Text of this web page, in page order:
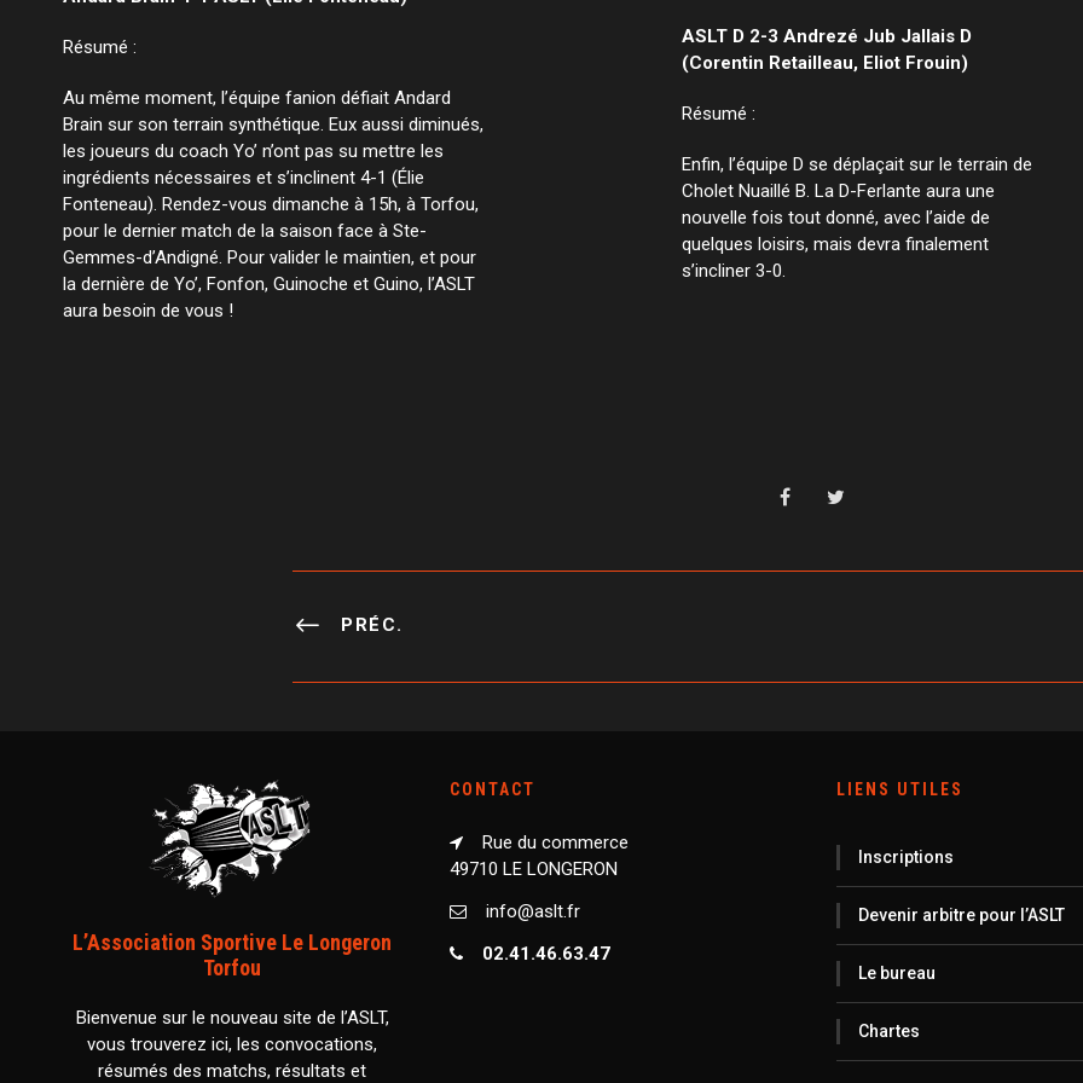
Résumé :
Au même moment, l’équipe fanion défiait Andard
Brain sur son terrain synthétique. Eux aussi diminués,
les joueurs du coach Yo’ n’ont pas su mettre les
ingrédients nécessaires et s’inclinent 4-1 (Élie
Fonteneau). Rendez-vous dimanche à 15h, à Torfou,
pour le dernier match de la saison face à Ste-
Gemmes-d’Andigné. Pour valider le maintien, et pour
la dernière de Yo’, Fonfon, Guinoche et Guino, l’ASLT
aura besoin de vous !
ASLT D 2-3 Andrezé Jub Jallais D
(Corentin Retailleau, Eliot Frouin)
Résumé :
Enfin, l’équipe D se déplaçait sur le terrain de
Cholet Nuaillé B. La D-Ferlante aura une
nouvelle fois tout donné, avec l’aide de
quelques loisirs, mais devra finalement
s’incliner 3-0.
PRÉC.
L’Association Sportive Le Longeron
Torfou
Bienvenue sur le nouveau site de l’ASLT,
vous trouverez ici, les convocations,
résumés des matchs, résultats et
CONTACT
Rue du commerce
49710 LE LONGERON
info@aslt.fr
02.41.46.63.47
LIENS UTILES
Inscriptions
Devenir arbitre pour l’ASLT
Le bureau
Chartes